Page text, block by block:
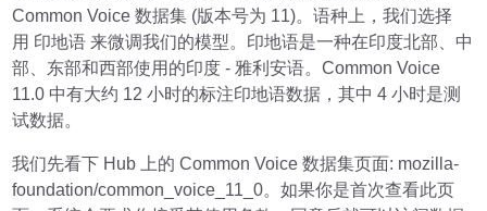
Common Voice 数据集 (版本号为 11)。语种上，我们选择
用 印地语 来微调我们的模型。印地语是一种在印度北部、中
部、东部和西部使用的印度 - 雅利安语。Common Voice
11.0 中有大约 12 小时的标注印地语数据，其中 4 小时是测
试数据。
我们先看下 Hub 上的 Common Voice 数据集页面: mozilla-
foundation/common_voice_11_0。如果你是首次查看此页